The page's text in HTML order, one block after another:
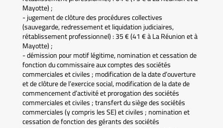
Mayotte) ;
- jugement de clôture des procédures collectives
(sauvegarde, redressement et liquidation judiciaires,
rétablissement professionnel) : 35 € (41 € à La Réunion et à
Mayotte) ;
- démission pour motif légitime, nomination et cessation de
fonction du commissaire aux comptes des sociétés
commerciales et civiles ; modification de la date d’ouverture
et de clôture de l’exercice social, modification de la date de
commencement d’activité et prorogation des sociétés
commerciales et civiles ; transfert du siège des sociétés
commerciales (y compris les SE) et civiles ; nomination et
cessation de fonction des gérants des sociétés